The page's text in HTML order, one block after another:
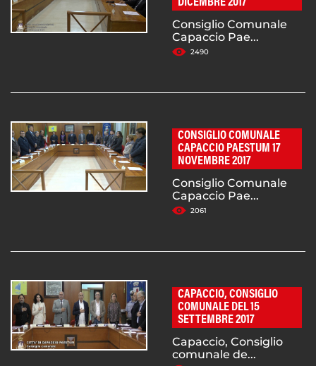
DICEMBRE 2017
Consiglio Comunale
Capaccio Pae...
2490
CONSIGLIO COMUNALE
CAPACCIO PAESTUM 17
NOVEMBRE 2017
Consiglio Comunale
Capaccio Pae...
2061
CAPACCIO, CONSIGLIO
COMUNALE DEL 15
SETTEMBRE 2017
Capaccio, Consiglio
comunale de...